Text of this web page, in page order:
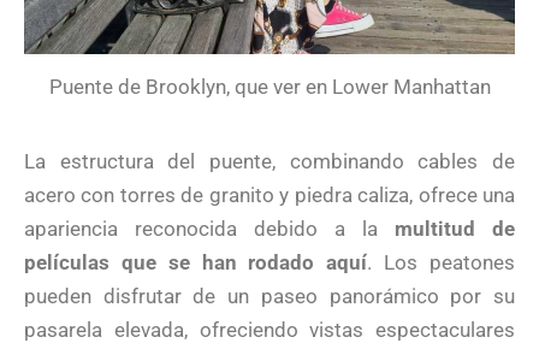
Puente de Brooklyn, que ver en Lower Manhattan
La estructura del puente, combinando cables de
acero con torres de granito y piedra caliza, ofrece una
apariencia reconocida debido a la multitud de
películas que se han rodado aquí. Los peatones
pueden disfrutar de un paseo panorámico por su
pasarela elevada, ofreciendo vistas espectaculares